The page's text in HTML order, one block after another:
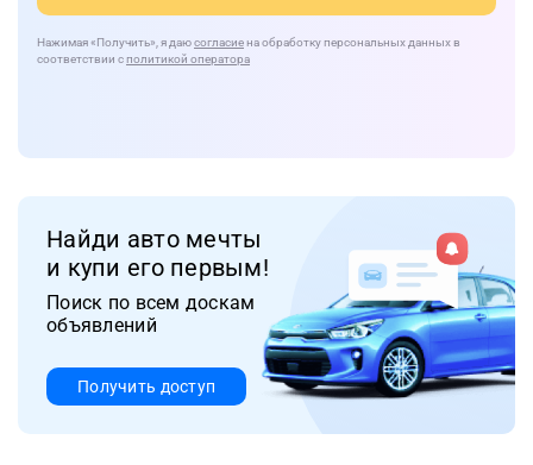
Нажимая «Получить», я даюсогласиена обработку персональных данных в
соответствии сполитикой оператора
Найди авто мечты
и купи его первым!
Поиск по всем доскам
объявлений
Получить доступ